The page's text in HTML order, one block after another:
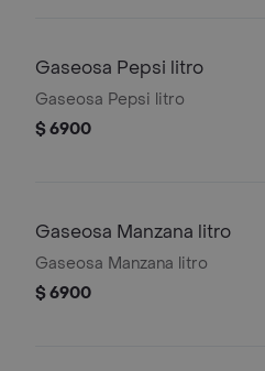
Gaseosa Pepsi litro
Gaseosa Pepsi litro
$ 6900
Gaseosa Manzana litro
Gaseosa Manzana litro
$ 6900